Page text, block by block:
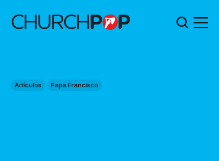
Artículos Papa Francisco